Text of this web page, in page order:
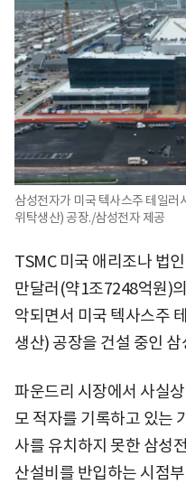
삼성전자가 미국 텍사스주 테일러
위탁생산) 공장./삼성전자 제공
TSMC 미국 애리조나 법
만달러(약1조7248억원)
악되면서 미국 텍사스주
생산) 공장을 건설 중인
파운드리 시장에서 사실
모 적자를 기록하고 있는
사를 유치하지 못한 삼성
산설비를 반입하는 시점